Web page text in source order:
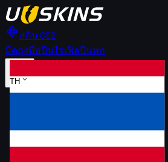
สกิน CS2
มีดถุงมือปืนไรเฟิลปืนพก
TH